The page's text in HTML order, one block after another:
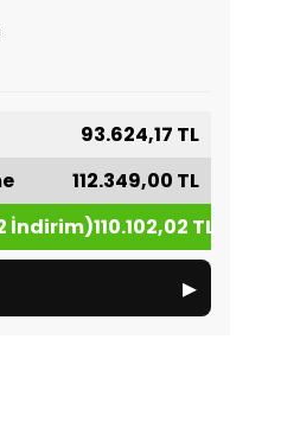
93.624,17 TL
112.349,00 TL
İndirim)110.102,02 TL
▸